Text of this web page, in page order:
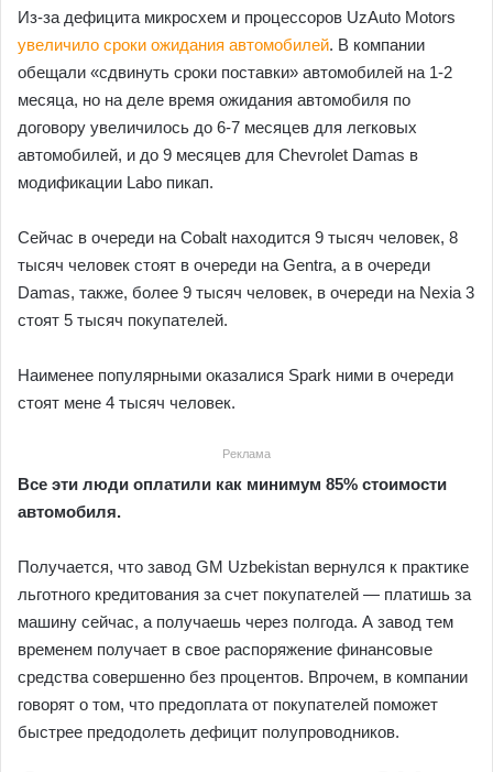
Из-за дефицита микросхем и процессоров UzAuto Motors
увеличило сроки ожидания автомобилей. В компании
обещали «сдвинуть сроки поставки» автомобилей на 1-2
месяца, но на деле время ожидания автомобиля по
договору увеличилось до 6-7 месяцев для легковых
автомобилей, и до 9 месяцев для Chevrolet Damas в
модификации Labo пикап.
Сейчас в очереди на Cobalt находится 9 тысяч человек, 8
тысяч человек стоят в очереди на Gentra, а в очереди
Damas, также, более 9 тысяч человек, в очереди на Nexia 3
стоят 5 тысяч покупателей.
Наименее популярными оказалися Spark ними в очереди
стоят мене 4 тысяч человек.
Реклама
Все эти люди оплатили как минимум 85% стоимости
автомобиля.
Получается, что завод GM Uzbekistan вернулся к практике
льготного кредитования за счет покупателей — платишь за
машину сейчас, а получаешь через полгода. А завод тем
временем получает в свое распоряжение финансовые
средства совершенно без процентов. Впрочем, в компании
говорят о том, что предоплата от покупателей поможет
быстрее предодолеть дефицит полупроводников.